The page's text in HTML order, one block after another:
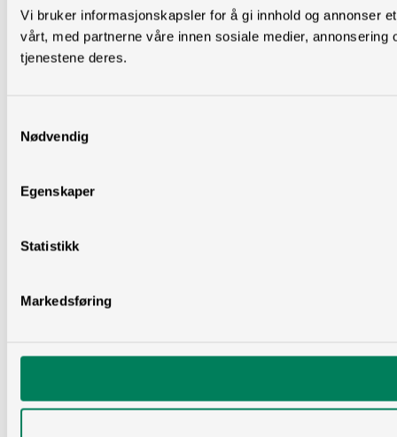
Vi bruker informasjonskapsler for å gi innhold og annonser
vårt, med partnerne våre innen sosiale medier,
tjenestene deres.
Nødvendig
Egenskaper
Statistikk
Markedsføring